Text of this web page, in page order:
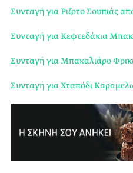
Συνταγή για Ριζότο Σουπιάς
Συνταγή για Κεφτεδάκια
Συνταγή για Μπακαλιάρο
Συνταγή για Χταπόδι